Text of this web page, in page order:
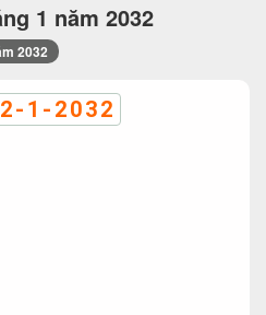
1 năm 2032
2032
1-2032